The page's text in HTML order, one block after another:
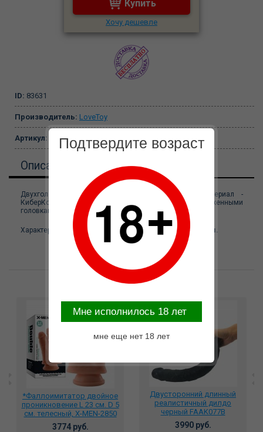
Купить
Хочу дешевле
ID: 83631
Производитель: LoveToy
Артикул: 3206-06
Описание
Двухголовый фаллоимитатор телесного цвета. Материал -
КиберКожа. Рельефный, невероятно гибкий, с выраженными
головками.
Характеристики: общая длина - 55 см, диаметр — 5,5 см.
Возможные варианты замены
*Фаллоимитатор двойное
проникновение L 23 см. D 5
см. телесный, X-MEN-2850
3774 руб.
Двусторонний длинный
реалистичный дилдо
черный FAAK077B
3990 руб.
Подтвердите возраст
Mне исполнилось 18 лет
мне еще нет 18 лет